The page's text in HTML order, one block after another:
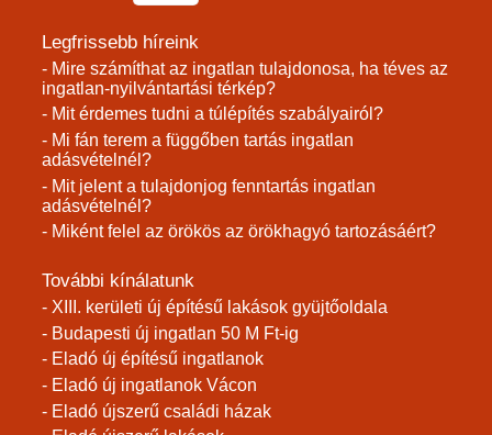
Legfrissebb híreink
- Mire számíthat az ingatlan tulajdonosa, ha téves az
ingatlan-nyilvántartási térkép?
- Mit érdemes tudni a túlépítés szabályairól?
- Mi fán terem a függőben tartás ingatlan
adásvételnél?
- Mit jelent a tulajdonjog fenntartás ingatlan
adásvételnél?
- Miként felel az örökös az örökhagyó tartozásáért?
További kínálatunk
- XIII. kerületi új építésű lakások gyüjtőoldala
- Budapesti új ingatlan 50 M Ft-ig
- Eladó új építésű ingatlanok
- Eladó új ingatlanok Vácon
- Eladó újszerű családi házak